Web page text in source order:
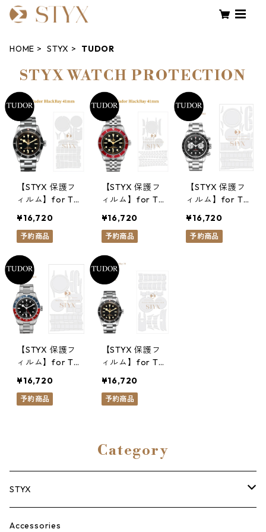
HOME STYX TUDOR
STYX WATCH PROTECTION
【STYX 保護フ
ィルム】for Tu
1mm 79230
¥16,720
予約商品
【STYX 保護フ
ィルム】for Tu
1mm M7941A1
¥16,720
予約商品
【STYX 保護フ
ィルム】for Tu
Chrono
¥16,720
予約商品
【STYX 保護フ
ィルム】for Tu
GMT
¥16,720
予約商品
【STYX 保護フ
ィルム】for Tu
8（39mm）
¥16,720
予約商品
Category
STYX
ROLEX
Accessories